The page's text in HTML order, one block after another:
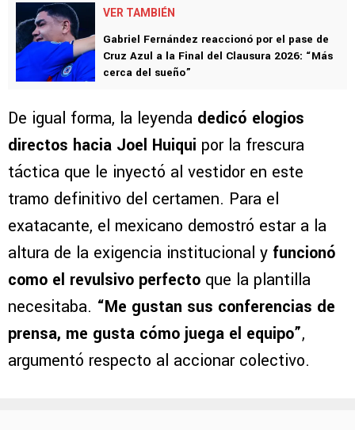
VER TAMBIÉN
Gabriel Fernández reaccionó por el pase de
Cruz Azul a la Final del Clausura 2026: “Más
cerca del sueño”
De igual forma, la leyenda dedicó elogios
directos hacia Joel Huiqui por la frescura
táctica que le inyectó al vestidor en este
tramo definitivo del certamen. Para el
exatacante, el mexicano demostró estar a la
altura de la exigencia institucional y funcionó
como el revulsivo perfecto que la plantilla
necesitaba. “Me gustan sus conferencias de
prensa, me gusta cómo juega el equipo”,
argumentó respecto al accionar colectivo.